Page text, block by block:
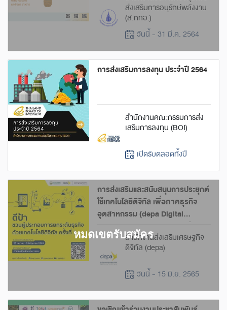
ส่งเสริมการอนุรักษ์พลังงาน
(ส.กทอ.)
วันนี้ - 31 มี.ค. 2564
การส่งเสริมการลงทุน ประจำปี 2564
สำนักงานคณะกรรมการส่ง
เสริมการลงทุน (BOI)
เปิดรับตลอดทั้งปี
การส่งเสริมและสนับสนุนการประยุกต์
ใช้เทคโนโลยีดิจิทัล เพื่อภาคธุรกิจ
อุตสาหกรรม (depa Digital
Transformation Funds) ประจำปี
2565 ครั้งที่ 3สำนักงานส่งเสริมเศรษฐกิจ
ดิจิทัล (depa)
วันนี้ - 15 มิ.ย. 2565